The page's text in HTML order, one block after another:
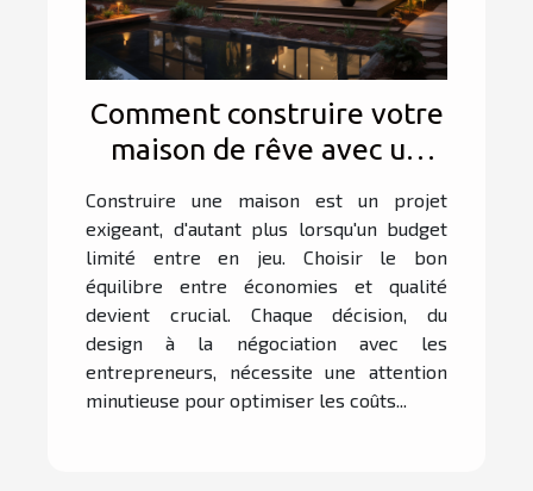
Comment construire votre
maison de rêve avec un
Construire une maison est un projet
exigeant, d'autant plus lorsqu'un budget
limité entre en jeu. Choisir le bon
équilibre entre économies et qualité
devient crucial. Chaque décision, du
design à la négociation avec les
entrepreneurs, nécessite une attention
minutieuse pour optimiser les coûts...